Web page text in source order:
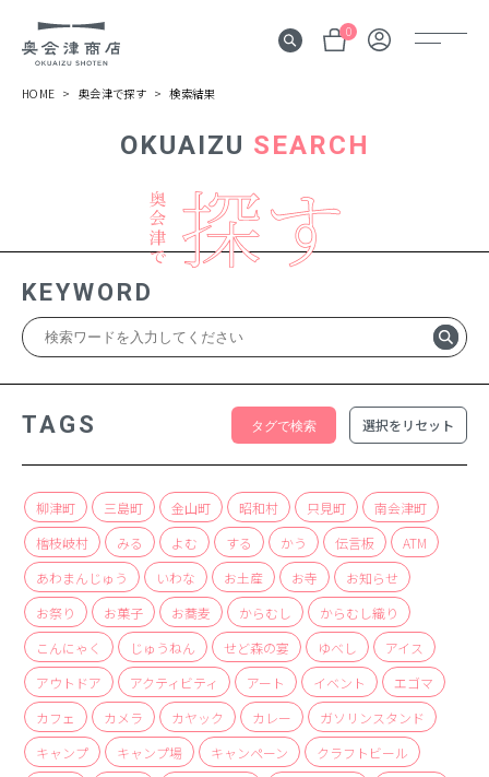
0
伝言板
みる
よむ
記事
する
体験
かう
商品
検索
ABOUT
相談窓口
アクセス
お問い合わせ
OKUAIZU SEARCH
HOME 奥会津で探す 検索結果
KEYWORD
TAGS 選択をリセット
柳津町 三島町 金山町 昭和村 只見町
南会津町
檜枝岐村
みる よむ する かう 伝言板
ATM
あわまんじゅう
いわな お土産 お寺
お知らせ
お祭り
お菓子 お蕎麦 からむし
からむし織り
こんにゃく
じゅうねん せど森の宴 ゆべし
アイス
アウトドア
アクティビティ アート イベント
エゴマ
カフェ
カメラ カヤック カレー
ガソリンスタンド
キャンプ
キャンプ場 キャンペーン
クラフトビール